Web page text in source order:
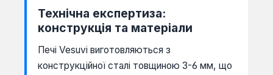
Технічна експертиза:
конструкція та матеріали
Печі Vesuvi виготовляються з
конструкційної сталі товщиною 3-6 мм, що